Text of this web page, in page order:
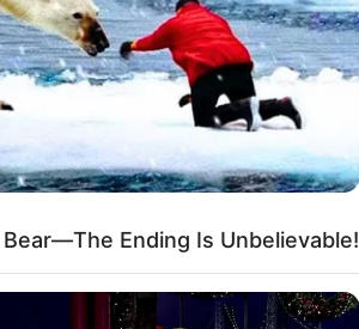
Ngakak, 10 Potret
Murah Pakai Bahan
Ending Is Unbelievable!